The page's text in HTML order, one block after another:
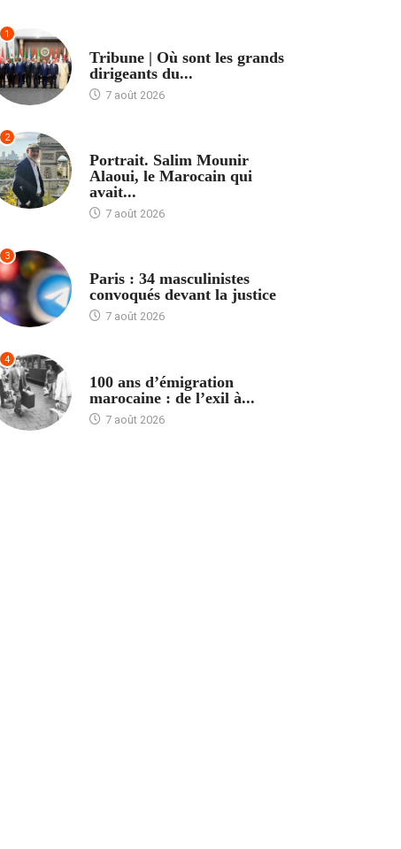
1
Tribune | Où sont les grands
dirigeants du...
7 août 2026
2
Portrait. Salim Mounir
Alaoui, le Marocain qui
avait...
7 août 2026
3
Paris : 34 masculinistes
convoqués devant la justice
7 août 2026
4
100 ans d’émigration
marocaine : de l’exil à...
7 août 2026